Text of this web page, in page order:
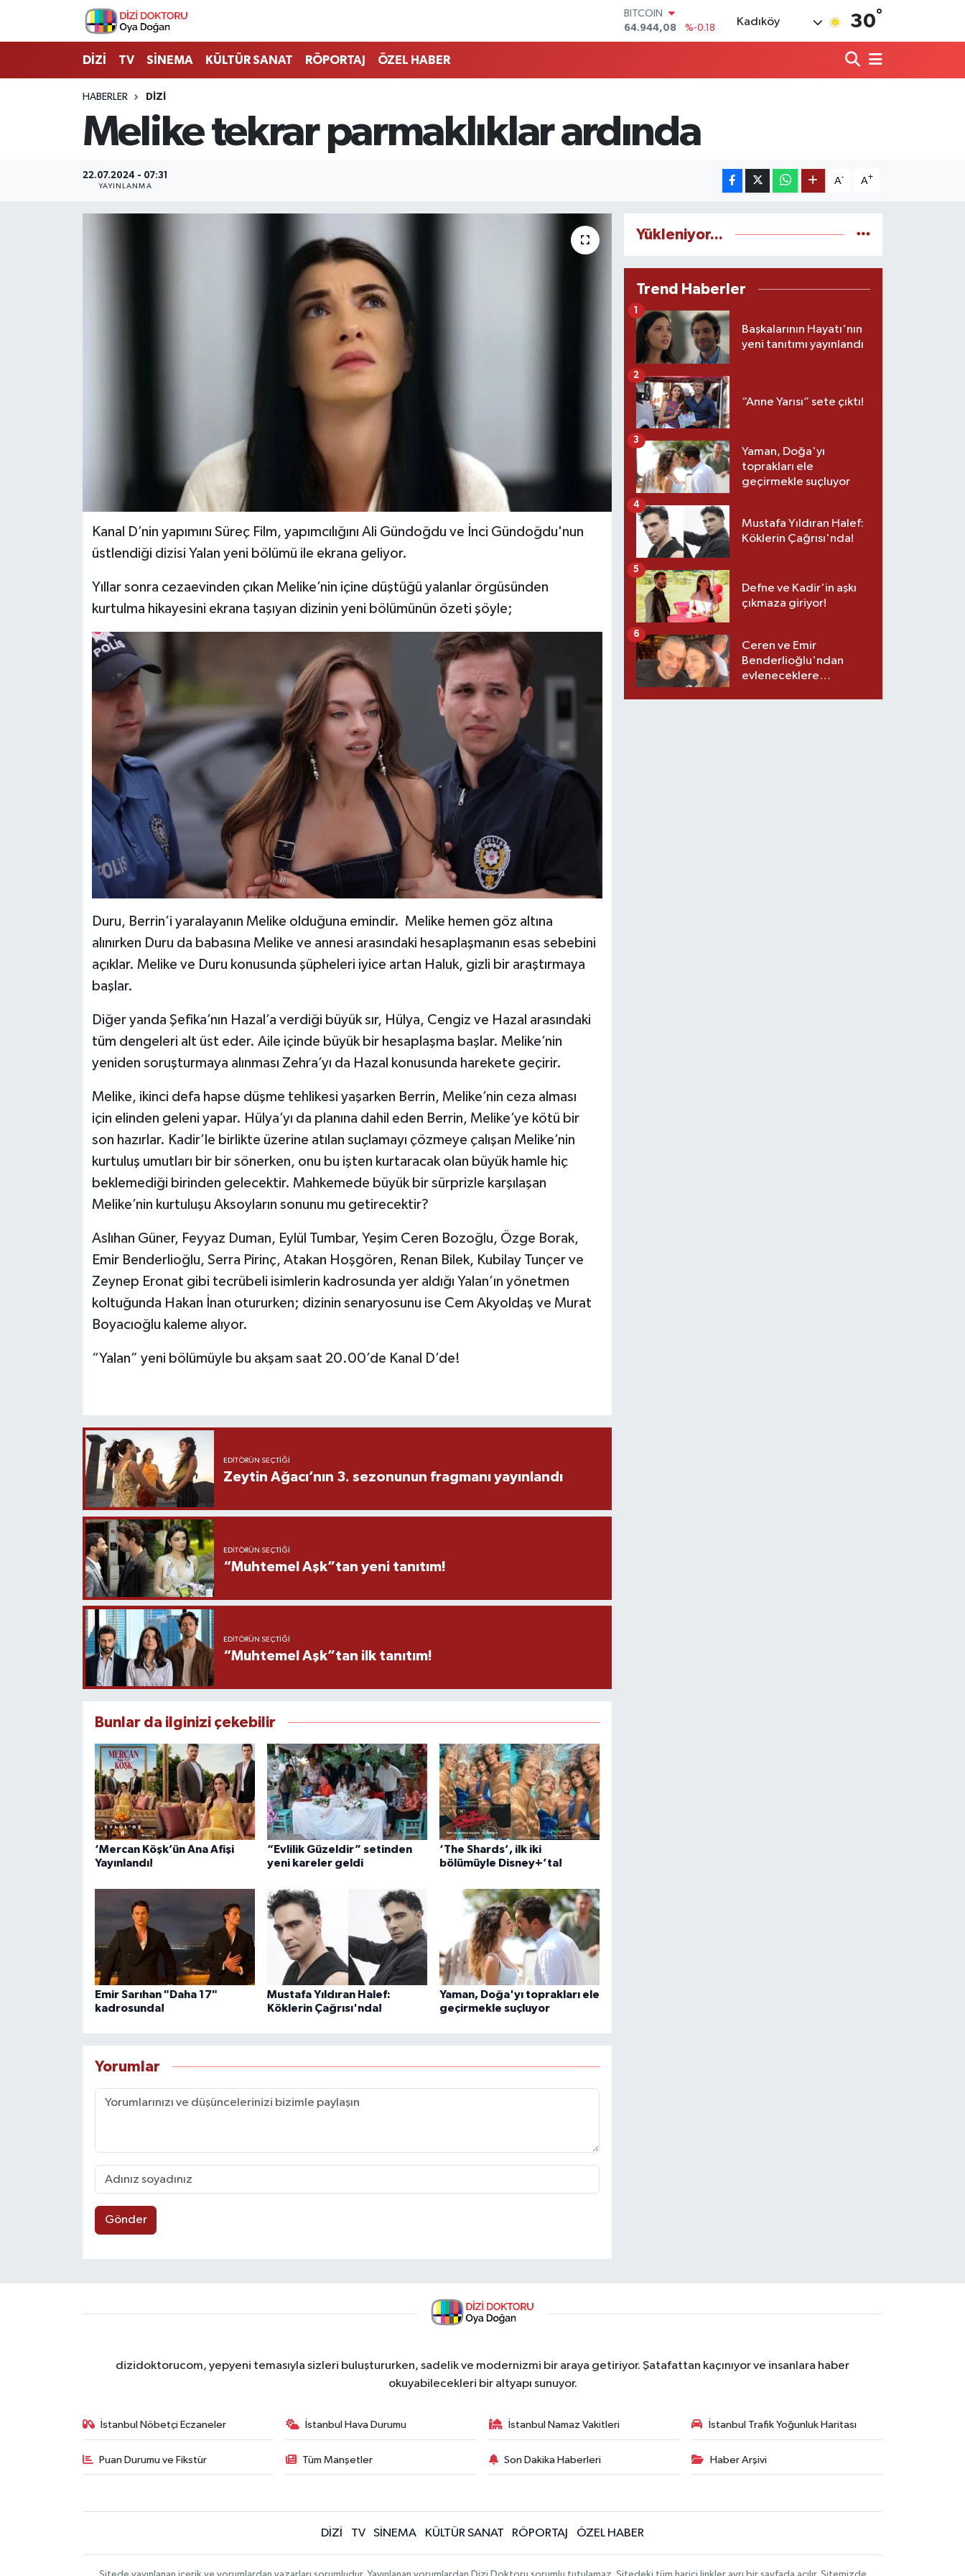
64.944,08
DOLAR
6660.55
%0.03
BİST100
Kadıköy 30°
DİZİ TV SİNEMA KÜLTÜR SANAT RÖPORTAJ ÖZEL HABER
HABERLER DİZİ
Melike tekrar parmaklıklar ardında
22.07.2024 - 07:31
YAYINLANMA
A- A+
Kanal D’nin yapımını Süreç Film, yapımcılığını Ali Gündoğdu ve İnci Gündoğdu'nun
üstlendiği dizisi Yalan yeni bölümü ile ekrana geliyor.
Yıllar sonra cezaevinden çıkan Melike’nin içine düştüğü yalanlar örgüsünden
kurtulma hikayesini ekrana taşıyan dizinin yeni bölümünün özeti şöyle;
Duru, Berrin’i yaralayanın Melike olduğuna emindir. Melike hemen göz altına
alınırken Duru da babasına Melike ve annesi arasındaki hesaplaşmanın esas sebebini
açıklar. Melike ve Duru konusunda şüpheleri iyice artan Haluk, gizli bir araştırmaya
başlar.
Diğer yanda Şefika’nın Hazal’a verdiği büyük sır, Hülya, Cengiz ve Hazal arasındaki
tüm dengeleri alt üst eder. Aile içinde büyük bir hesaplaşma başlar. Melike’nin
yeniden soruşturmaya alınması Zehra’yı da Hazal konusunda harekete geçirir.
Melike, ikinci defa hapse düşme tehlikesi yaşarken Berrin, Melike’nin ceza alması
için elinden geleni yapar. Hülya’yı da planına dahil eden Berrin, Melike’ye kötü bir
son hazırlar. Kadir’le birlikte üzerine atılan suçlamayı çözmeye çalışan Melike’nin
kurtuluş umutları bir bir sönerken, onu bu işten kurtaracak olan büyük hamle hiç
beklemediği birinden gelecektir. Mahkemede büyük bir sürprizle karşılaşan
Melike’nin kurtuluşu Aksoyların sonunu mu getirecektir?
Aslıhan Güner, Feyyaz Duman, Eylül Tumbar, Yeşim Ceren Bozoğlu, Özge Borak,
Emir Benderlioğlu, Serra Pirinç, Atakan Hoşgören, Renan Bilek, Kubilay Tunçer ve
Zeynep Eronat gibi tecrübeli isimlerin kadrosunda yer aldığı Yalan’ın yönetmen
koltuğunda Hakan İnan otururken; dizinin senaryosunu ise Cem Akyoldaş ve Murat
Boyacıoğlu kaleme alıyor.
“Yalan” yeni bölümüyle bu akşam saat 20.00’de Kanal D’de!
EDITÖRÜN SEÇTIĞI
Zeytin Ağacı’nın 3. sezonunun fragmanı yayınlandı
EDITÖRÜN SEÇTIĞI
“Muhtemel Aşk”tan yeni tanıtım!
EDITÖRÜN SEÇTIĞI
“Muhtemel Aşk”tan ilk tanıtım!
Bunlar da ilginizi çekebilir
‘Mercan Köşk’ün Ana Afişi
Yayınlandı!
“Evlilik Güzeldir” setinden
yeni kareler geldi
‘The Shards’, ilk iki
bölümüyle Disney+’ta!
Emir Sarıhan "Daha 17"
kadrosunda!
Mustafa Yıldıran Halef:
Köklerin Çağrısı'nda!
Yaman, Doğa'yı toprakları ele
geçirmekle suçluyor
Yorumlar
Gönder
Yükleniyor...
Trend Haberler
Başkalarının Hayatı'nın
yeni tanıtımı yayınlandı
1
“Anne Yarısı” sete çıktı!
2
Yaman, Doğa'yı
toprakları ele
geçirmekle suçluyor
3
Mustafa Yıldıran Halef:
Köklerin Çağrısı'nda!
4
Defne ve Kadir'in aşkı
çıkmaza giriyor!
5
Ceren ve Emir
Benderlioğlu'ndan
evleneceklere
6
dizidoktorucom, yepyeni temasıyla sizleri buluştururken, sadelik ve modernizmi bir araya getiriyor. Şatafattan kaçınıyor ve insanlara haber
okuyabilecekleri bir altyapı sunuyor.
İstanbul Nöbetçi Eczaneler İstanbul Hava Durumu İstanbul Namaz Vakitleri İstanbul Trafik Yoğunluk Haritası
Puan Durumu ve Fikstür Tüm Manşetler Son Dakika Haberleri Haber Arşivi
DİZİ TV SİNEMA KÜLTÜR SANAT RÖPORTAJ ÖZEL HABER
İstanbul Nöbetçi Eczaneler
İstanbul Hava Durumu
İstanbul Namaz Vakitleri